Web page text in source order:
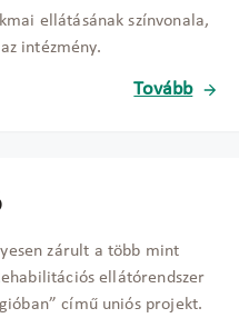
ellátásának színvonala,
intézmény.
Tovább
zárult a több mint
ellátórendszer
című uniós projekt.